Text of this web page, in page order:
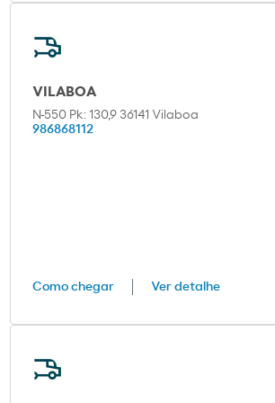
VILABOA
N-550 Pk: 130,9 36141 Vilaboa
986868112
Como chegar Ver detalhe